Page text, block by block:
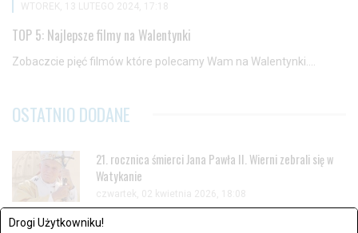
Drogi Użytkowniku!
WTOREK, 13 LUTEGO 2024, 17:18
TOP 5: Najlepsze filmy na Walentynki
Zobaczcie pięć filmów które polecamy Wam na Walentynki....
OSTATNIO DODANE
21. rocznica śmierci Jana Pawła II. Wierni zebrali się w
Watykanie
czwartek, 02 kwietnia 2026, 18:08